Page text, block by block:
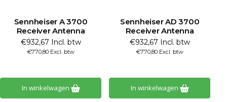
Sennheiser A 3700
Receiver Antenna
€932,67 Incl. btw
€770,80 Excl. btw
In winkelwagen
Sennheiser AD 3700
Receiver Antenna
€932,67 Incl. btw
€770,80 Excl. btw
In winkelwagen